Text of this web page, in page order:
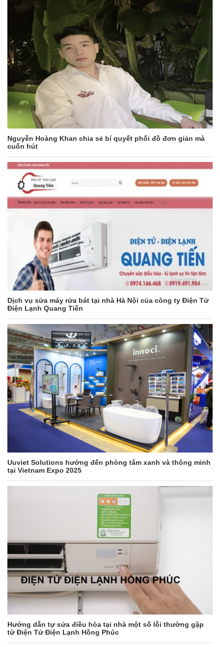
Nguyễn Hoàng Khan chia sẻ bí quyết phối đồ đơn giản mà
cuốn hút
Dịch vụ sửa máy rửa bát tại nhà Hà Nội của công ty Điện Tử
Điện Lạnh Quang Tiến
Uuviet Solutions hướng đến phòng tắm xanh và thông minh
tại Vietnam Expo 2025
Hướng dẫn tự sửa điều hòa tại nhà một số lỗi thường gặp
từ Điện Tử Điện Lạnh Hồng Phúc